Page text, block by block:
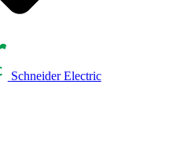
Schneider Electric